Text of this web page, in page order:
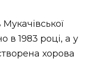
в 1983 році, а у
хорова